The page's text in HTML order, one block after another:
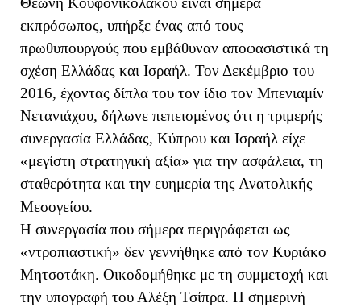
εκπρόσωπος, υπήρξε ένας από τους
πρωθυπουργούς που εμβάθυναν αποφασιστικά τη
σχέση Ελλάδας και Ισραήλ. Τον Δεκέμβριο του
2016, έχοντας δίπλα του τον ίδιο τον Μπενιαμίν
Νετανιάχου, δήλωνε πεπεισμένος ότι η τριμερής
συνεργασία Ελλάδας, Κύπρου και Ισραήλ είχε
«μεγίστη στρατηγική αξία» για την ασφάλεια, τη
σταθερότητα και την ευημερία της Ανατολικής
Μεσογείου.
Η συνεργασία που σήμερα περιγράφεται ως
«ντροπιαστική» δεν γεννήθηκε από τον Κυριάκο
Μητσοτάκη. Οικοδομήθηκε με τη συμμετοχή και
την υπογραφή του Αλέξη Τσίπρα. Η σημερινή